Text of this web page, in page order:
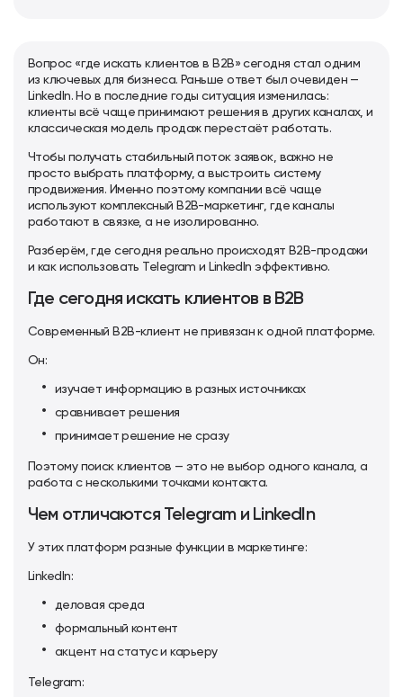
Вопрос «где искать клиентов в B2B» сегодня стал одним
из ключевых для бизнеса. Раньше ответ был очевиден —
LinkedIn. Но в последние годы ситуация изменилась:
клиенты всё чаще принимают решения в других каналах, и
классическая модель продаж перестаёт работать.
Чтобы получать стабильный поток заявок, важно не
просто выбрать платформу, а выстроить систему
продвижения. Именно поэтому компании всё чаще
используют комплексный B2B-маркетинг, где каналы
работают в связке, а не изолированно.
Разберём, где сегодня реально происходят B2B-продажи
и как использовать Telegram и LinkedIn эффективно.
Где сегодня искать клиентов в B2B
Современный B2B-клиент не привязан к одной платформе.
Он:
изучает информацию в разных источниках
сравнивает решения
принимает решение не сразу
Поэтому поиск клиентов — это не выбор одного канала, а
работа с несколькими точками контакта.
Чем отличаются Telegram и LinkedIn
У этих платформ разные функции в маркетинге:
LinkedIn:
деловая среда
формальный контент
акцент на статус и карьеру
Telegram: